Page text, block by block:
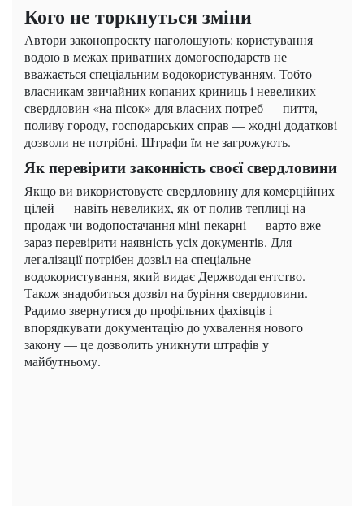
Кого не торкнуться зміни
Автори законопроєкту наголошують: користування
водою в межах приватних домогосподарств не
вважається спеціальним водокористуванням. Тобто
власникам звичайних копаних криниць і невеликих
свердловин «на пісок» для власних потреб — пиття,
поливу городу, господарських справ — жодні додаткові
дозволи не потрібні. Штрафи їм не загрожують.
Як перевірити законність своєї свердловини
Якщо ви використовуєте свердловину для комерційних
цілей — навіть невеликих, як-от полив теплиці на
продаж чи водопостачання міні-пекарні — варто вже
зараз перевірити наявність усіх документів. Для
легалізації потрібен дозвіл на спеціальне
водокористування, який видає Держводагентство.
Також знадобиться дозвіл на буріння свердловини.
Радимо звернутися до профільних фахівців і
впорядкувати документацію до ухвалення нового
закону — це дозволить уникнути штрафів у
майбутньому.